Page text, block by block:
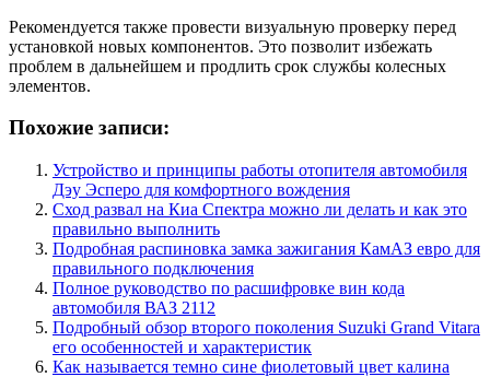
Рекомендуется также провести визуальную проверку перед
установкой новых компонентов. Это позволит избежать
проблем в дальнейшем и продлить срок службы колесных
элементов.
Похожие записи:
Устройство и принципы работы отопителя автомобиля
Дэу Эсперо для комфортного вождения
Сход развал на Киа Спектра можно ли делать и как это
правильно выполнить
Подробная распиновка замка зажигания КамАЗ евро для
правильного подключения
Полное руководство по расшифровке вин кода
автомобиля ВАЗ 2112
Подробный обзор второго поколения Suzuki Grand Vitara
его особенностей и характеристик
Как называется темно сине фиолетовый цвет калина